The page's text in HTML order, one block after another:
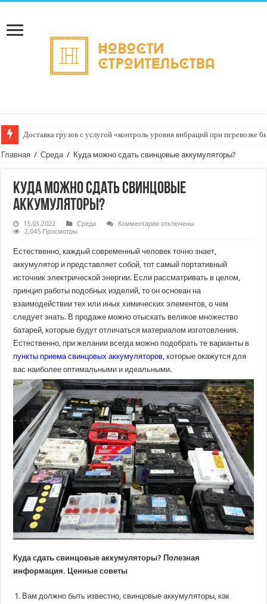
Доставка грузов с услугой «контроль уровня вибраций при
Главная / Среда / Куда можно сдать свинцовые аккумуляторы?
Куда можно сдать свинцовые
аккумуляторы?
15.03.2022 Среда Комментариик
сдать
свинцовые
аккумуляторы?
отключены
2,045 Просмотры
Естественно, каждый современный человек точно знает,
аккумулятор и представляет собой, тот самый портативный
источник электрической энергии. Если рассматривать в целом,
принцип работы подобных изделий, то он основан на
взаимодействии тех или иных химических элементов, о чем
следует знать. В продаже можно отыскать великое множество
батарей, которые будут отличаться материалом изготовления.
Естественно, при желании всегда можно подобрать те варианты в
пункты приема свинцовых аккумуляторов, которые окажутся для
вас наиболее оптимальными и идеальными.
Куда сдать свинцовые аккумуляторы? Полезная
информация. Ценные советы
Вам должно быть известно, свинцовые аккумуляторы, как